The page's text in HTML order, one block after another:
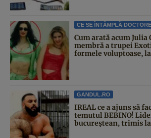
CE SE ÎNTÂMPLĂ DOCTORE
Cum arată acum Julia
membră a trupei
formele voluptoase,
GANDUL.RO
IREAL ce a ajuns să
temutul BEBINO!
bucureștean, trimis